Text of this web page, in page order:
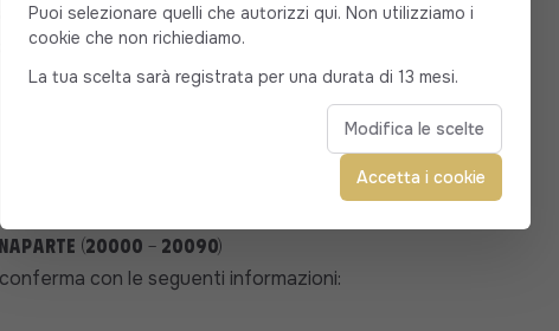
SUV o minivan per un massimo di 7
al 100%, con un autista che
(20000 - 20090)
con le seguenti informazioni:
Puoi selezionare quelli che autorizzi qui. Non utilizziamo i
cookie che non richiediamo.
La tua scelta sarà registrata per una durata di 13 mesi.
Modifica le scelte
Accetta i cookie